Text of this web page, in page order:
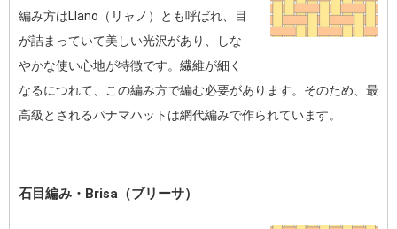
編み方はLlano（リャノ）とも呼ばれ、目
が詰まっていて美しい光沢があり、しな
やかな使い心地が特徴です。繊維が細く
なるにつれて、この編み方で編む必要があります。そのため、最
高級とされるパナマハットは網代編みで作られています。
石目編み・Brisa（ブリーサ）